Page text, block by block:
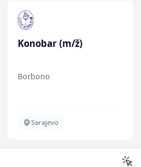
Konobar (m/ž)
Borbono
Sarajevo